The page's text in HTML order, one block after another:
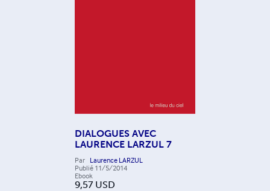
DIALOGUES AVEC
LAURENCE LARZUL 7
Par Laurence LARZUL
Publié 11/5/2014
Ebook
9,57 USD